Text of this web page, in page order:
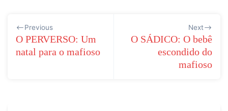
de
Post
Previous
O PERVERSO: Um
natal para o mafioso
Next
O SÁDICO: O bebê
escondido do
mafioso